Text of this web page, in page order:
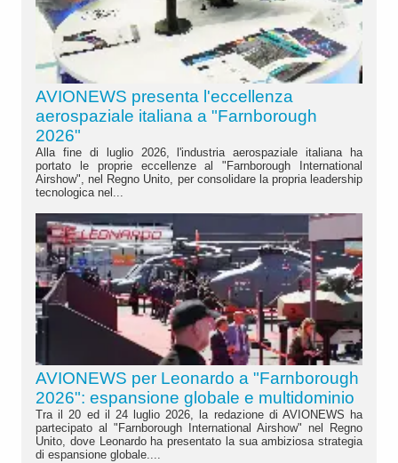
AVIONEWS presenta l'eccellenza
aerospaziale italiana a "Farnborough
2026"
Alla fine di luglio 2026, l'industria aerospaziale italiana ha
portato le proprie eccellenze al "Farnborough International
Airshow", nel Regno Unito, per consolidare la propria leadership
tecnologica nel...
AVIONEWS per Leonardo a "Farnborough
2026": espansione globale e multidominio
Tra il 20 ed il 24 luglio 2026, la redazione di AVIONEWS ha
partecipato al "Farnborough International Airshow" nel Regno
Unito, dove Leonardo ha presentato la sua ambiziosa strategia
di espansione globale....